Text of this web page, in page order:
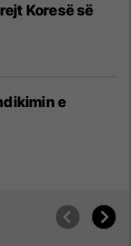
Koresë së
e